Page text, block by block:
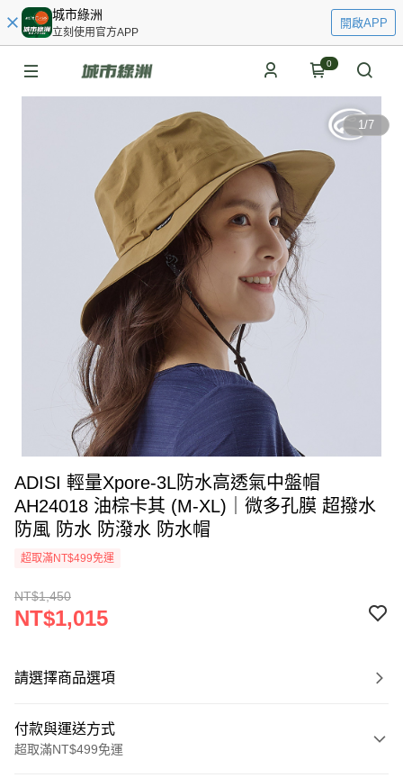
城市綠洲
立刻使用官方APP
開啟APP
0
1/7
ADISI 輕量Xpore-3L防水高透氣中盤帽
AH24018 油棕卡其 (M-XL)｜微多孔膜 超撥水
防風 防水 防潑水 防水帽
超取滿NT$499免運
NT$1,450
NT$1,015
請選擇商品選項
付款與運送方式
超取滿NT$499免運